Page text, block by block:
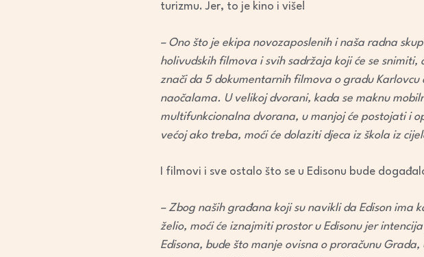
turizmu. Jer, to je kino i više!
– Ono što je ekipa novozaposlenih i naša radna
holivudskih filmova i svih sadržaja koji će se
znači da 5 dokumentarnih filmova o gradu
naočalama. U velikoj dvorani, kada se maknu
multifunkcionalna dvorana, u manjoj će postojati i
većoj ako treba, moći će dolaziti djeca iz škola iz
I filmovi i sve ostalo što se u Edisonu bude
– Zbog naših građana koji su navikli da Edison ima
želio, moći će iznajmiti prostor u Edisonu jer
Edisona, bude što manje ovisna o proračunu